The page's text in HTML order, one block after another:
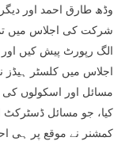
وڈھ طارق احمد اور
شرکت کی اجلاس میں
الگ رپورٹ پیش کیں
اجلاس میں کلسٹر ہیڈز
مسائل اور اسکولوں کی
کیا، جو مسائل ڈسٹرکٹ
کمشنر نے موقع پر ہی